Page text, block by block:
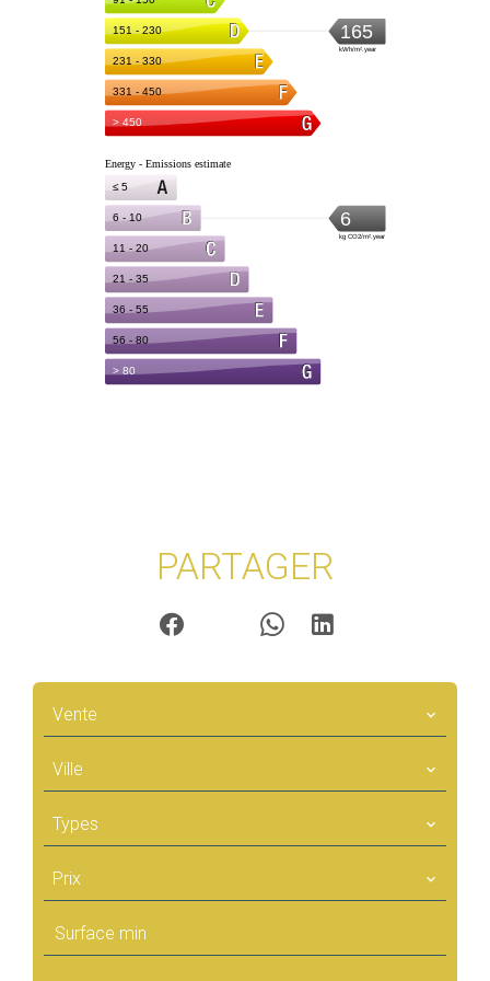
PARTAGER
Vente
Ville
Types
Prix